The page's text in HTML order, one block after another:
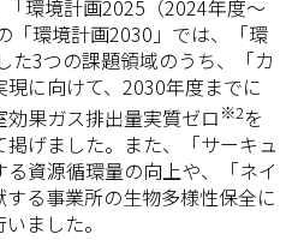
環境計画2025（2024年度～
「環境計画2030」では、「環
た3つの課題領域のうち、「カ
に向けて、2030年度までに
果ガス排出量実質ゼロ ※2を
げました。また、「サーキュ
資源循環量の向上や、「ネイ
る事業所の生物多様性保全に
ました。